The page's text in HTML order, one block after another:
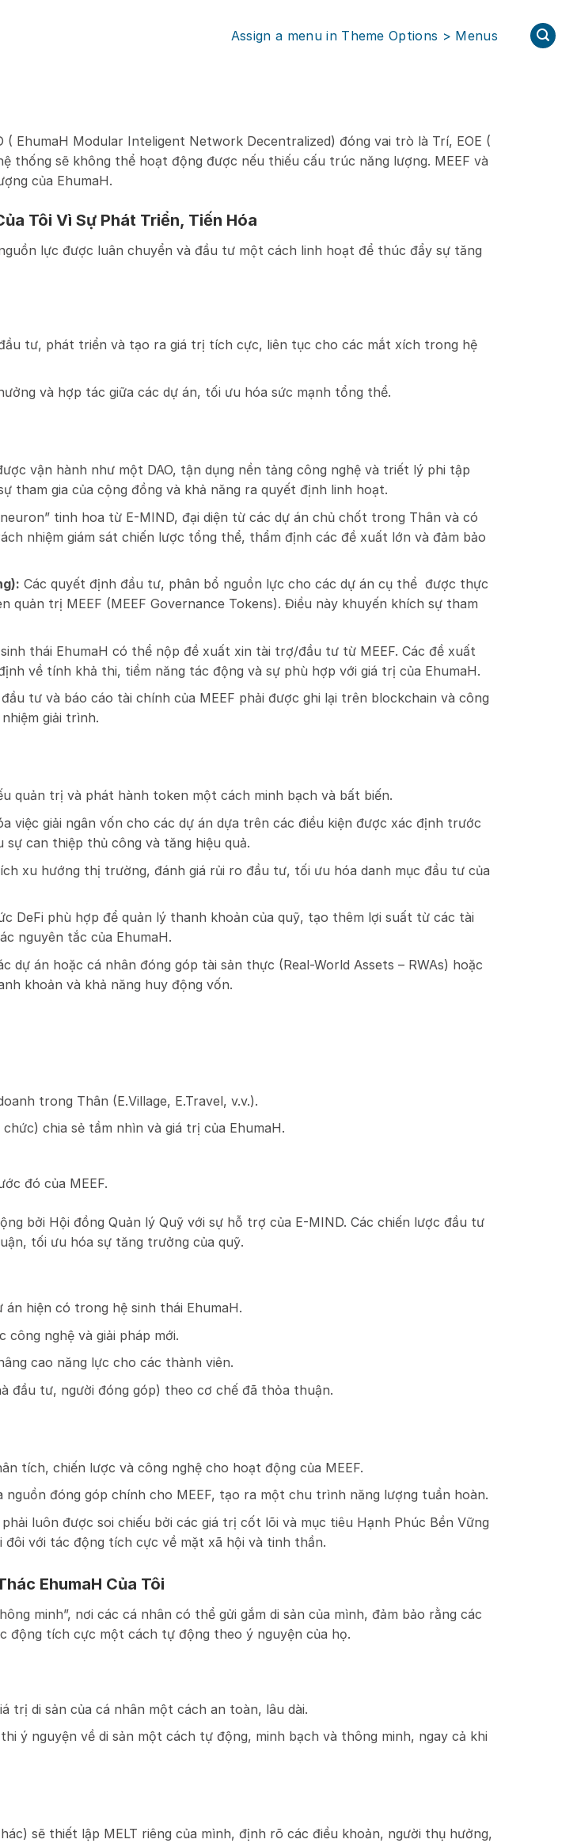
Assign a menu in Theme Options > Menus
EhumaH Modular Inteligent Network Decentralized) đóng vai trò là Trí, EOE (
thống sẽ không thể hoạt động được nếu thiếu cấu trúc năng lượng. MEEF và
của EhumaH.
Tôi Vì Sự Phát Triển, Tiến Hóa
lực được luân chuyển và đầu tư một cách linh hoạt để thúc đẩy sự tăng
tư, phát triển và tạo ra giá trị tích cực, liên tục cho các mắt xích trong hệ
và hợp tác giữa các dự án, tối ưu hóa sức mạnh tổng thể.
vận hành như một DAO, tận dụng nền tảng công nghệ và triết lý phi tập
tham gia của cộng đồng và khả năng ra quyết định linh hoạt.
tinh hoa từ E-MIND, đại diện từ các dự án chủ chốt trong Thân và có
nhiệm giám sát chiến lược tổng thể, thẩm định các đề xuất lớn và đảm bảo
Các quyết định đầu tư, phân bổ nguồn lực cho các dự án cụ thể được thực
quản trị MEEF (MEEF Governance Tokens). Điều này khuyến khích sự tham
thái EhumaH có thể nộp đề xuất xin tài trợ/đầu tư từ MEEF. Các đề xuất
về tính khả thi, tiềm năng tác động và sự phù hợp với giá trị của EhumaH.
tư và báo cáo tài chính của MEEF phải được ghi lại trên blockchain và công
giải trình.
quản trị và phát hành token một cách minh bạch và bất biến.
việc giải ngân vốn cho các dự án dựa trên các điều kiện được xác định trước
can thiệp thủ công và tăng hiệu quả.
xu hướng thị trường, đánh giá rủi ro đầu tư, tối ưu hóa danh mục đầu tư của
DeFi phù hợp để quản lý thanh khoản của quỹ, tạo thêm lợi suất từ các tài
nguyên tắc của EhumaH.
dự án hoặc cá nhân đóng góp tài sản thực (Real-World Assets – RWAs) hoặc
khoản và khả năng huy động vốn.
trong Thân (E.Village, E.Travel, v.v.).
chia sẻ tầm nhìn và giá trị của EhumaH.
đó của MEEF.
bởi Hội đồng Quản lý Quỹ với sự hỗ trợ của E-MIND. Các chiến lược đầu tư
tối ưu hóa sự tăng trưởng của quỹ.
hiện có trong hệ sinh thái EhumaH.
nghệ và giải pháp mới.
cao năng lực cho các thành viên.
đầu tư, người đóng góp) theo cơ chế đã thỏa thuận.
tích, chiến lược và công nghệ cho hoạt động của MEEF.
nguồn đóng góp chính cho MEEF, tạo ra một chu trình năng lượng tuần hoàn.
luôn được soi chiếu bởi các giá trị cốt lõi và mục tiêu Hạnh Phúc Bền Vững
với tác động tích cực về mặt xã hội và tinh thần.
EhumaH Của Tôi
minh”, nơi các cá nhân có thể gửi gắm di sản của mình, đảm bảo rằng các
tích cực một cách tự động theo ý nguyện của họ.
trị di sản của cá nhân một cách an toàn, lâu dài.
ý nguyện về di sản một cách tự động, minh bạch và thông minh, ngay cả khi
sẽ thiết lập MELT riêng của mình, định rõ các điều khoản, người thụ hưởng,